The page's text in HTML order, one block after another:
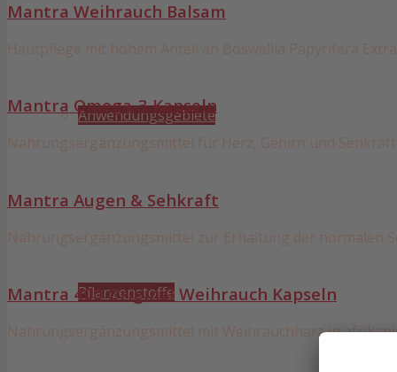
Anwendungsgebiete
Pflanzenstoffe
Mantra Weihrauch Balsam
Hautpflege mit hohem Anteil an Boswellia Papyrifera
Mantra Omega-3 Kapseln
Nahrungsergänzungsmittel für Herz, Gehirn und Sehkraft.
Mantra Augen & Sehkraft
Nahrungsergänzungsmittel zur Erhaltung der normalen
Mantra 400 Original Weihrauch Kapseln
Nahrungsergänzungsmittel mit Weihrauchharz in